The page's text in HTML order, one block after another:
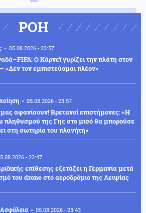
ΡΟΗ
05.08.2026 - 23:57
Ο Κάρνεϊ γυρίζει την πλάτη στον
«Δεν τον εμπιστεύομαι πλέον»
05.08.2026 - 23:57
αφανίσουν! Βρετανοί επιστήμονες: «Η
πληθυσμού της Γης στο μισό θα μπορούσε
στη σωτηρία του πλανήτη»
- 23:47
επίθεσης εξετάζει η Γερμανία μετά
του drone στο αεροδρόμιο της Λειψίας
05.08.2026 - 23:43